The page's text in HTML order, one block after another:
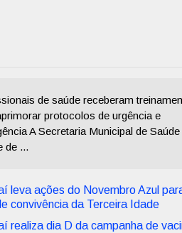
de saúde receberam
protocolos de urgência e
A Secretaria Municipal de Saúde
de ...
leva ações do Novembro Azul
convivência da Terceira Idade
realiza dia D da campanha de